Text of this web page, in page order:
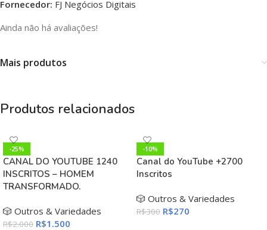
Fornecedor: FJ Negócios Digitais
Ainda não há avaliações!
Mais produtos
Produtos relacionados
-25%
CANAL DO YOUTUBE 1240
INSCRITOS – HOMEM
TRANSFORMADO.
🎲 Outros & Variedades
R$2.000 R$1.500
-10%
Canal do YouTube +2700
Inscritos
🎲 Outros & Variedades
R$300 R$270